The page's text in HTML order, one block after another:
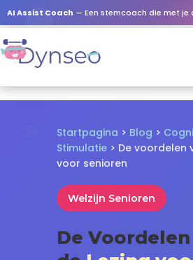
AI Assist Coach — Een stemcoach die met je dierbaren
Startpagina > Blog >
Stimulatie> De voordelen
voor senioren
Welzijn Senioren
De